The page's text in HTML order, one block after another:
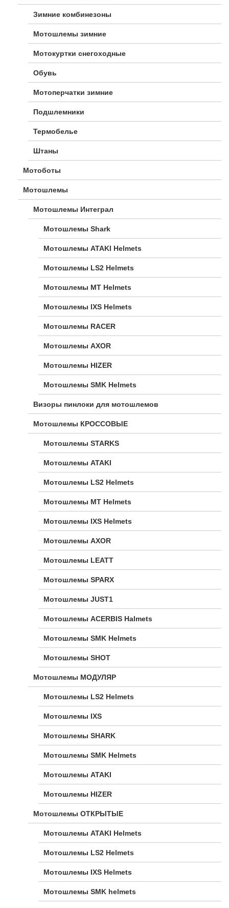
Зимние комбинезоны
Мотошлемы зимние
Мотокуртки снегоходные
Обувь
Мотоперчатки зимние
Подшлемники
Термобелье
Штаны
Мотоботы
Мотошлемы
Мотошлемы Интеграл
Мотошлемы Shark
Мотошлемы ATAKI Helmets
Мотошлемы LS2 Helmets
Мотошлемы MT Helmets
Мотошлемы IXS Helmets
Мотошлемы RACER
Мотошлемы AXOR
Мотошлемы HIZER
Мотошлемы SMK Helmets
Визоры пинлоки для мотошлемов
Мотошлемы КРОССОВЫЕ
Мотошлемы STARKS
Мотошлемы ATAKI
Мотошлемы LS2 Helmets
Мотошлемы MT Helmets
Мотошлемы IXS Helmets
Мотошлемы AXOR
Мотошлемы LEATT
Мотошлемы SPARX
Мотошлемы JUST1
Мотошлемы ACERBIS Halmets
Мотошлемы SMK Helmets
Мотошлемы SHOT
Мотошлемы МОДУЛЯР
Мотошлемы LS2 Helmets
Мотошлемы IXS
Мотошлемы SHARK
Мотошлемы SMK Helmets
Мотошлемы ATAKI
Мотошлемы HIZER
Мотошлемы ОТКРЫТЫЕ
Мотошлемы ATAKI Helmets
Мотошлемы LS2 Helmets
Мотошлемы IXS Helmets
Мотошлемы SMK helmets